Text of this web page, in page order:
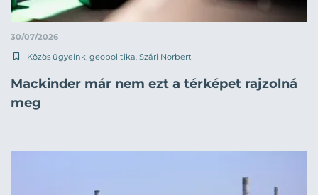
30/07/2026
Közös ügyeink, geopolitika, Szári Norbert
Mackinder már nem ezt a térképet rajzolná
meg